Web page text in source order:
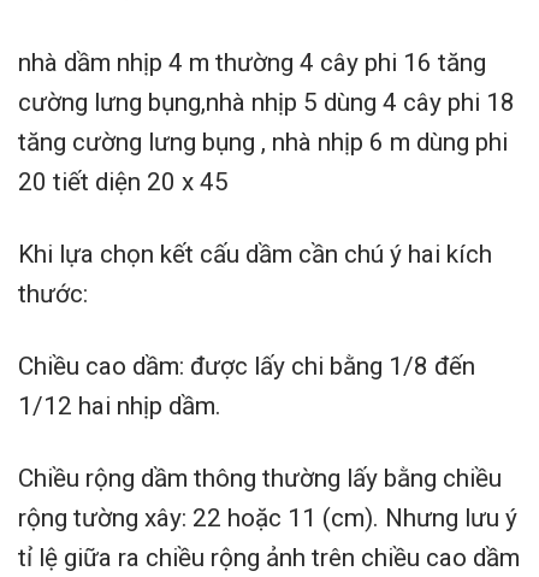
nhà dầm nhịp 4 m thường 4 cây phi 16 tăng
cường lưng bụng,nhà nhịp 5 dùng 4 cây phi 18
tăng cường lưng bụng , nhà nhịp 6 m dùng phi
20 tiết diện 20 x 45
Khi lựa chọn kết cấu dầm cần chú ý hai kích
thước:
Chiều cao dầm: được lấy chi bằng 1/8 đến
1/12 hai nhịp dầm.
Chiều rộng dầm thông thường lấy bằng chiều
rộng tường xây: 22 hoặc 11 (cm). Nhưng lưu ý
tỉ lệ giữa ra chiều rộng ảnh trên chiều cao dầm